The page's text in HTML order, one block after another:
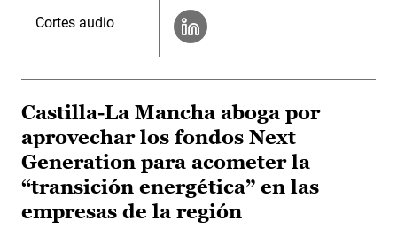
Cortes audio
Castilla-La Mancha aboga por
aprovechar los fondos Next
Generation para acometer la
“transición energética” en las
empresas de la región